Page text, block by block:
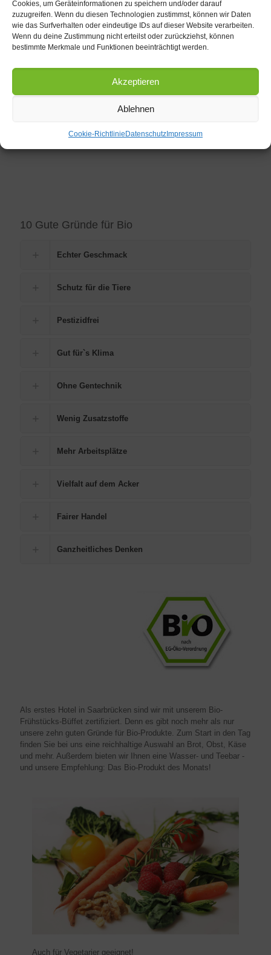
Cookies, um Geräteinformationen zu speichern und/oder darauf
zuzugreifen. Wenn du diesen Technologien zustimmst, können wir Daten
wie das Surfverhalten oder eindeutige IDs auf dieser Website verarbeiten.
Wenn du deine Zustimmung nicht erteilst oder zurückziehst, können
bestimmte Merkmale und Funktionen beeinträchtigt werden.
Akzeptieren
Ablehnen
Cookie-Richtlinie Datenschutz Impressum
10 Gute Gründe für Bio
Echter Geschmack
Schutz für die Tiere
Pestizidfrei
Gut für`s Klima
Ohne Gentechnik
Wenig Zusatzstoffe
Mehr Arbeitsplätze
Vielfalt auf dem Acker
Fairer Handel
Ganzheitliches Denken
Als erstes Hotel in Saarbrücken sind wir mit unserem Bio-
Frühstücks-Büffet zertifiziert. Denn es gibt noch mehr als nur
unsere zehn guten Gründe für Bio-Produkte. Zum Start in den Tag
finden Sie bei uns eine reichhaltige Auswahl an Brot, Obst, Käse
und mehr. Außerdem bieten wir Ihnen eine Wasser- und Teebar -
und unsere Empfehlung: Das Bio-Produkt des Monats!
Auch für Vegetarier geeignet!